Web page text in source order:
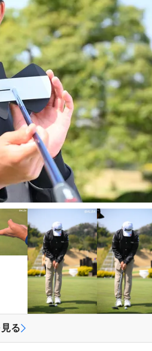
る